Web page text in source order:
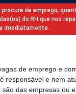
de emprego,
do RH que nos
imediatamente.
de emprego e
responsável e nem
das empresas ou